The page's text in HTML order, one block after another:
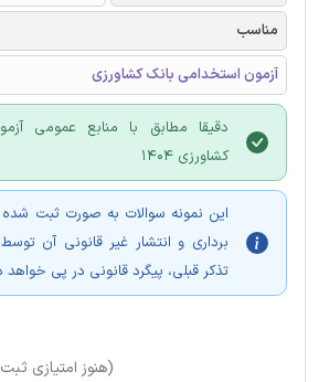
مناسب
آزمون استخدامی بانک کشاورزی
دقیقا مطابق با منابع عمومی
کشاورزی 1404
این نمونه سوالات به صورت ثبت
برداری و انتشار غیر قانونی آن
تذکر قبلی، پیگرد قانونی در پی
(هنوز امتیازی